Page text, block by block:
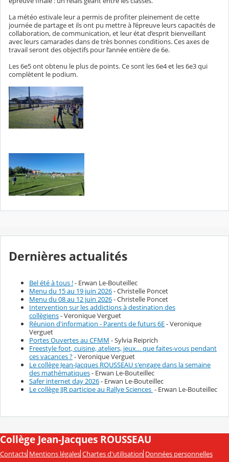
La météo estivale leur a permis de profiter pleinement de cette
journée de partage et ils ont pu mettre à l’épreuve leurs capacités de
collaboration, de communication, et leur état d’esprit bienveillant
avec leurs camarades dans de très bonnes conditions. Ces axes de
travail seront des objectifs pour l’année entière de 6e.
Les 6e5 ont obtenu le plus de points. Ce sont les 6e4 et les 6e3 qui
complètent le podium.
Dernières actualités
Bel été à tous !- Erwan Le-Bouteillec
Menu du 15 au 19 juin 2026- Christelle Poncet
Menu du 08 au 12 juin 2026- Christelle Poncet
Intervention sur les addictions à destination des
collègiens- Veronique Verguet
Réunion d'information - Parents de futurs 6E- Veronique
Verguet
Portes Ouvertes au CFMM - Sylvia Reiprich
Freestyle foot, cuisine, ateliers, jeux… que faites-vous pendant
ces vacances ?- Veronique Verguet
Le collège Jean-Jacques ROUSSEAU s'engage dans la semaine
des mathématiques- Erwan Le-Bouteillec
Safer internet day 2026- Erwan Le-Bouteillec
Le collège JJR participe au Rallye Sciences - Erwan Le-Bouteillec
Collège Jean-Jacques ROUSSEAU
Contacts Mentions légales Chartes d'utilisation Données personnelles